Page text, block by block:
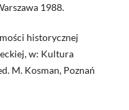
1988.
historycznej
w: Kultura
M. Kosman, Poznań